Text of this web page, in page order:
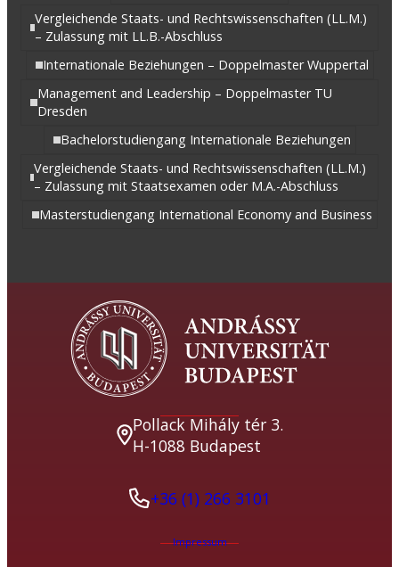
Vergleichende Staats- und Rechtswissenschaften (LL.M.)
– Zulassung mit LL.B.-Abschluss
Internationale Beziehungen – Doppelmaster Wuppertal
Management and Leadership – Doppelmaster TU
Dresden
Bachelorstudiengang Internationale Beziehungen
Vergleichende Staats- und Rechtswissenschaften (LL.M.)
– Zulassung mit Staatsexamen oder M.A.-Abschluss
Masterstudiengang International Economy and Business
Pollack Mihály tér 3.
H-1088 Budapest
+36 (1) 266 3101
Impressum